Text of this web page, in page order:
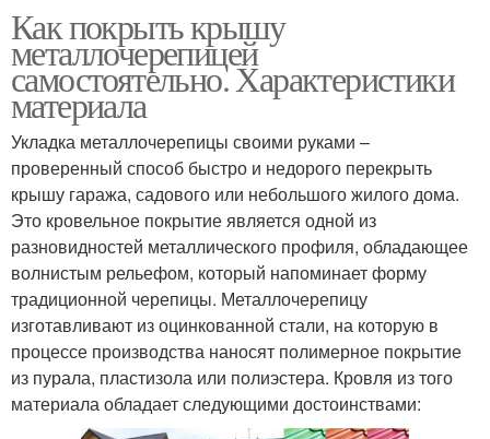
Как покрыть крышу
металлочерепицей
самостоятельно. Характеристики
материала
Укладка металлочерепицы своими руками –
проверенный способ быстро и недорого перекрыть
крышу гаража, садового или небольшого жилого дома.
Это кровельное покрытие является одной из
разновидностей металлического профиля, обладающее
волнистым рельефом, который напоминает форму
традиционной черепицы. Металлочерепицу
изготавливают из оцинкованной стали, на которую в
процессе производства наносят полимерное покрытие
из пурала, пластизола или полиэстера. Кровля из того
материала обладает следующими достоинствами: